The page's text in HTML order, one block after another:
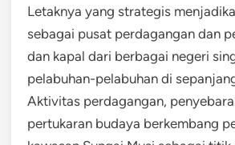
Letaknya yang strategis
sebagai pusat perdagangan dan
dan kapal dari berbagai negeri
pelabuhan-pelabuhan di
Aktivitas perdagangan,
pertukaran budaya berkembang